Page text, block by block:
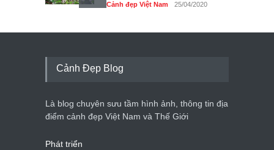
Cảnh đẹp Việt Nam 25/04/2020
Bán đảo Sơn Trà sẽ là khu
dân dã ở Sài Gòn
Cảnh đẹp Việt Nam 25/04/2020
Cảnh Đẹp Blog
Là blog chuyên sưu tầm hình ảnh, thông tin địa
điểm cảnh đẹp Việt Nam và Thế Giới
Phát triển